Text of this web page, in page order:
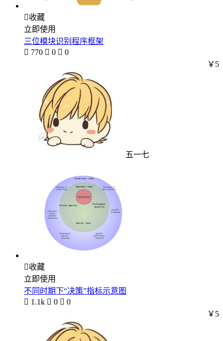
收藏
立即使用
三位模块识别程序框架
 770  0  0
五一七
￥5
收藏
立即使用
不同时期下“决策”指标示意图
 1.1k  0  0
￥5